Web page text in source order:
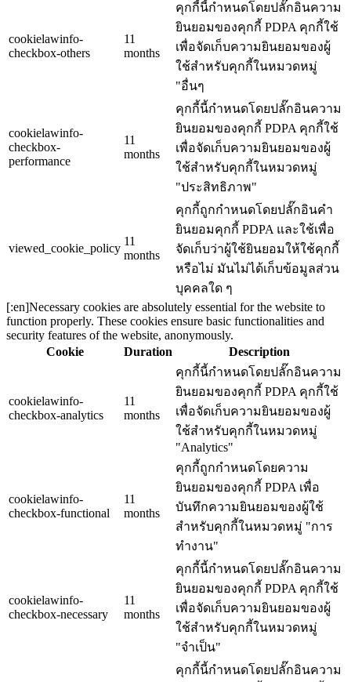
cookielawinfo-
checkbox-others
11
months
คุกกี้นี้กำหนดโดยปลั๊กอินความ
ยินยอมของคุกกี้ PDPA คุกกี้ใช้
เพื่อจัดเก็บความยินยอมของผู้
ใช้สำหรับคุกกี้ในหมวดหมู่
"อื่นๆ
cookielawinfo-
checkbox-
performance
11
months
คุกกี้นี้กำหนดโดยปลั๊กอินความ
ยินยอมของคุกกี้ PDPA คุกกี้ใช้
เพื่อจัดเก็บความยินยอมของผู้
ใช้สำหรับคุกกี้ในหมวดหมู่
"ประสิทธิภาพ"
viewed_cookie_policy
11
months
คุกกี้ถูกกำหนดโดยปลั๊กอินคำ
ยินยอมคุกกี้ PDPA และใช้เพื่อ
จัดเก็บว่าผู้ใช้ยินยอมให้ใช้คุกกี้
หรือไม่ มันไม่ได้เก็บข้อมูลส่วน
บุคคลใด ๆ
[:en]Necessary cookies are absolutely essential for the website to
function properly. These cookies ensure basic functionalities and
security features of the website, anonymously.
Cookie
Duration Description
cookielawinfo-
checkbox-analytics
11
months
คุกกี้นี้กำหนดโดยปลั๊กอินความ
ยินยอมของคุกกี้ PDPA คุกกี้ใช้
เพื่อจัดเก็บความยินยอมของผู้
ใช้สำหรับคุกกี้ในหมวดหมู่
"Analytics"
cookielawinfo-
checkbox-functional
11
months
คุกกี้ถูกกำหนดโดยความ
ยินยอมของคุกกี้ PDPA เพื่อ
บันทึกความยินยอมของผู้ใช้
สำหรับคุกกี้ในหมวดหมู่ "การ
ทำงาน"
cookielawinfo-
checkbox-necessary
11
months
คุกกี้นี้กำหนดโดยปลั๊กอินความ
ยินยอมของคุกกี้ PDPA คุกกี้ใช้
เพื่อจัดเก็บความยินยอมของผู้
ใช้สำหรับคุกกี้ในหมวดหมู่
"จำเป็น"
คุกกี้นี้กำหนดโดยปลั๊กอินความ